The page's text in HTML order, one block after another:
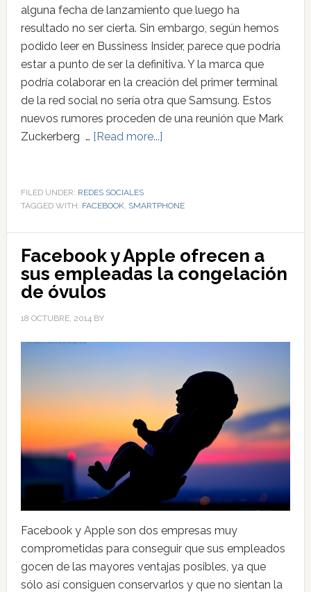
alguna fecha de lanzamiento que luego ha
resultado no ser cierta. Sin embargo, según hemos
podido leer en Bussiness Insider, parece que podría
estar a punto de ser la definitiva. Y la marca que
podría colaborar en la creación del primer terminal
de la red social no sería otra que Samsung. Estos
nuevos rumores proceden de una reunión que Mark
Zuckerberg … [Read more...]
FILED UNDER: REDES SOCIALES
TAGGED WITH: FACEBOOK, SMARTPHONE
Facebook y Apple ofrecen a
sus empleadas la congelación
de óvulos
18 OCTUBRE, 2014BY
Facebook y Apple son dos empresas muy
comprometidas para conseguir que sus empleados
gocen de las mayores ventajas posibles, ya que
sólo así consiguen conservarlos y que no sientan la